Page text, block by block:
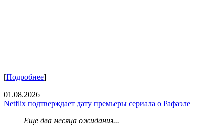
[Подробнее]
01.08.2026
Netflix подтверждает дату премьеры сериала о Рафаэле
Еще два месяца ожидания...